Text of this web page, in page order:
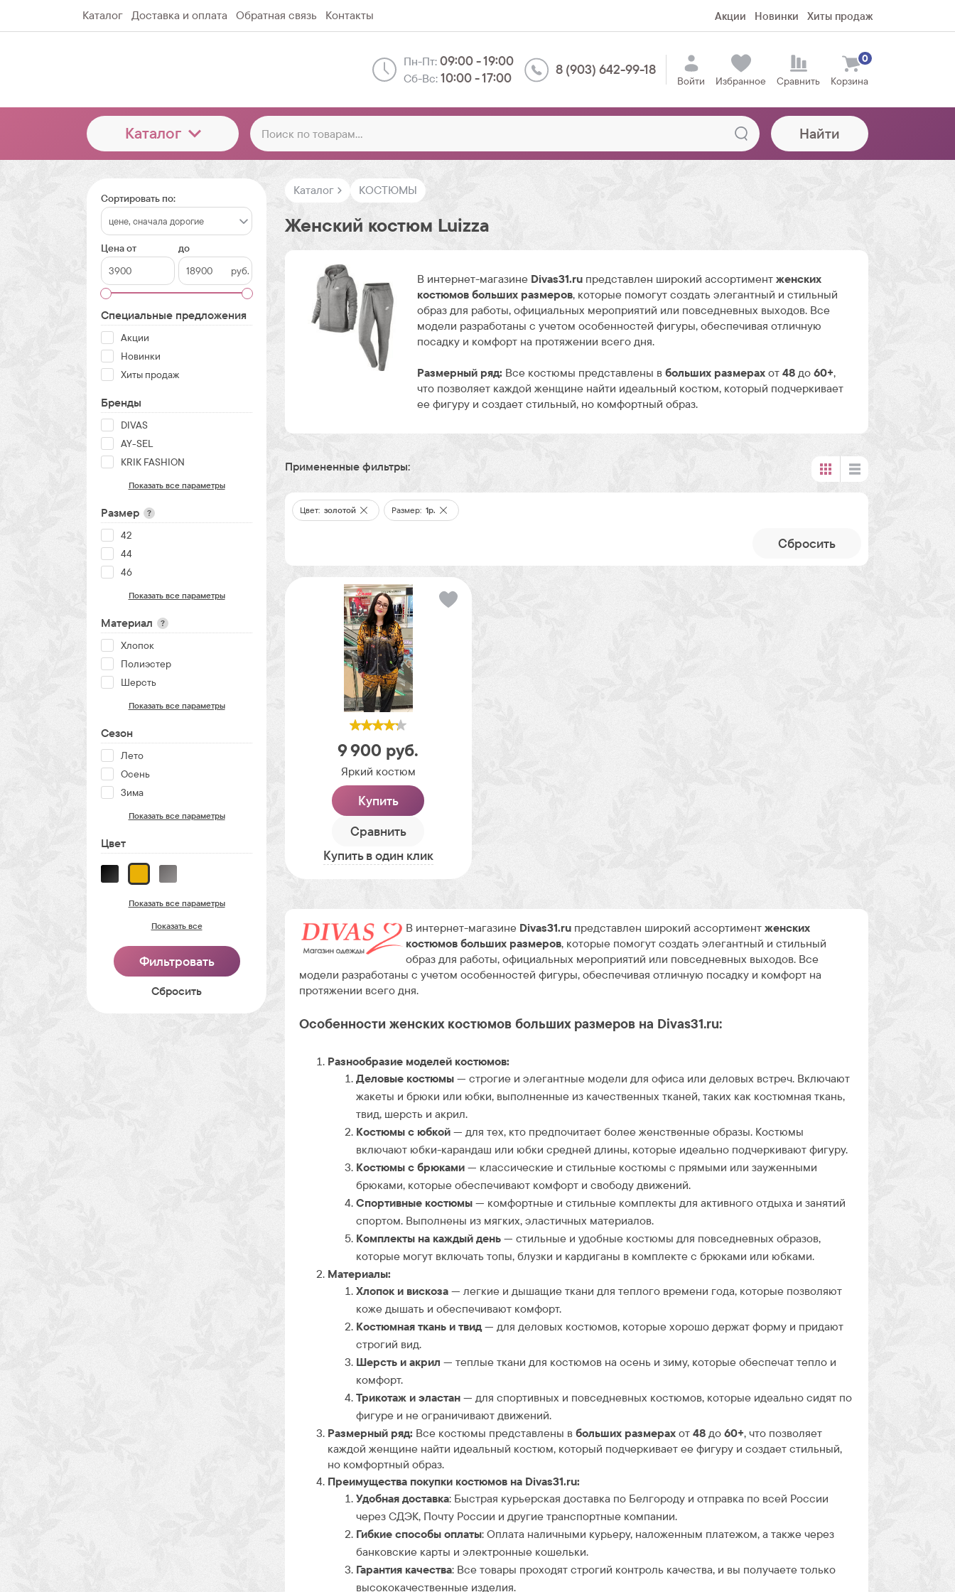
Каталог Доставка и оплата Обратная связь Контакты Акции Новинки Хиты продаж
Пн-Пт:09:00 - 19:00
Сб-Вс:10:00 - 17:00
8 (903) 642-99-18
Войти Избранное Сравнить Корзина
0
Каталог Найти
Сортировать по:
Цена от
до
руб.
Специальные предложения
Акции
Новинки
Хиты продаж
Бренды
DIVAS
AY-SEL
KRIK FASHION
Показать все параметры
Размер ?
42
44
46
Показать все параметры
Материал ?
Хлопок
Полиэстер
Шерсть
Показать все параметры
Сезон
Лето
Осень
Зима
Показать все параметры
Цвет
Показать все параметры
Показать все
Cбросить
Каталог КОСТЮМЫ
Женский костюм Luizza
В интернет-магазине Divas31.ru представлен широкий ассортиментженских
костюмов больших размеров, которые помогут создать элегантный и стильный
образ для работы, официальных мероприятий или повседневных выходов. Все
модели разработаны с учетом особенностей фигуры, обеспечивая отличную
посадку и комфорт на протяжении всего дня.
Размерный ряд: Все костюмы представлены вбольших размерахот48до60+,
что позволяет каждой женщине найти идеальный костюм, который подчеркивает
ее фигуру и создает стильный, но комфортный образ.
Примененные фильтры:
Цвет: золотой Размер: 1р.
Cбросить
9 900 руб.
Яркий костюм
Купить
Сравнить
Купить в один клик
В интернет-магазине Divas31.ru представлен широкий ассортиментженских
костюмов больших размеров, которые помогут создать элегантный и стильный
образ для работы, официальных мероприятий или повседневных выходов. Все
модели разработаны с учетом особенностей фигуры, обеспечивая отличную посадку и комфорт на
протяжении всего дня.
Особенности женских костюмов больших размеров на Divas31.ru:
Разнообразие моделей костюмов:
Деловые костюмы— строгие и элегантные модели для офиса или деловых встреч. Включают
жакеты и брюки или юбки, выполненные из качественных тканей, таких как костюмная ткань,
твид, шерсть и акрил.
Костюмы с юбкой— для тех, кто предпочитает более женственные образы. Костюмы
включают юбки-карандаш или юбки средней длины, которые идеально подчеркивают фигуру.
Костюмы с брюками— классические и стильные костюмы с прямыми или зауженными
брюками, которые обеспечивают комфорт и свободу движений.
Спортивные костюмы— комфортные и стильные комплекты для активного отдыха и занятий
спортом. Выполнены из мягких, эластичных материалов.
Комплекты на каждый день— стильные и удобные костюмы для повседневных образов,
которые могут включать топы, блузки и кардиганы в комплекте с брюками или юбками.
Материалы:
Хлопок и вискоза— легкие и дышащие ткани для теплого времени года, которые позволяют
коже дышать и обеспечивают комфорт.
Костюмная ткань и твид— для деловых костюмов, которые хорошо держат форму и придают
строгий вид.
Шерсть и акрил — теплые ткани для костюмов на осень и зиму, которые обеспечат тепло и
комфорт.
Трикотаж и эластан— для спортивных и повседневных костюмов, которые идеально сидят по
фигуре и не ограничивают движений.
Размерный ряд: Все костюмы представлены вбольших размерахот48до60+, что позволяет
каждой женщине найти идеальный костюм, который подчеркивает ее фигуру и создает стильный,
но комфортный образ.
Преимущества покупки костюмов на Divas31.ru:
Удобная доставка: Быстрая курьерская доставка по Белгороду и отправка по всей России
через СДЭК, Почту России и другие транспортные компании.
Гибкие способы оплаты: Оплата наличными курьеру, наложенным платежом, а также через
банковские карты и электронные кошельки.
Гарантия качества: Все товары проходят строгий контроль качества, и вы получаете только
высококачественные изделия.